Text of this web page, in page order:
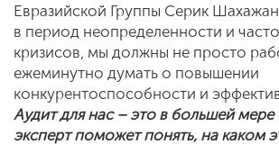
Евразийской Группы Серик
в период неопределенности и
кризисов, мы должны не просто
ежеминутно думать о повышении
конкурентоспособности и
Аудит для нас – это в большей мере
эксперт поможет понять, на каком